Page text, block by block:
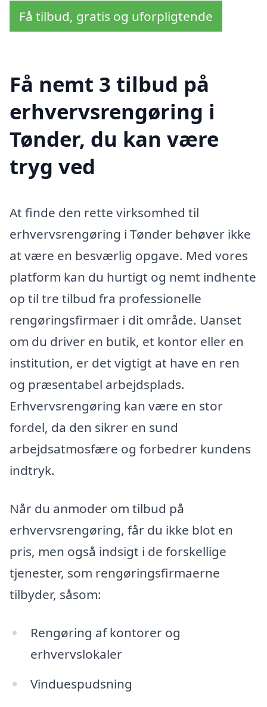
Få tilbud, gratis og uforpligtende
Få nemt 3 tilbud på
erhvervsrengøring i
Tønder, du kan være
tryg ved
At finde den rette virksomhed til
erhvervsrengøring i Tønder behøver ikke
at være en besværlig opgave. Med vores
platform kan du hurtigt og nemt indhente
op til tre tilbud fra professionelle
rengøringsfirmaer i dit område. Uanset
om du driver en butik, et kontor eller en
institution, er det vigtigt at have en ren
og præsentabel arbejdsplads.
Erhvervsrengøring kan være en stor
fordel, da den sikrer en sund
arbejdsatmosfære og forbedrer kundens
indtryk.
Når du anmoder om tilbud på
erhvervsrengøring, får du ikke blot en
pris, men også indsigt i de forskellige
tjenester, som rengøringsfirmaerne
tilbyder, såsom:
Rengøring af kontorer og
erhvervslokaler
Vinduespudsning